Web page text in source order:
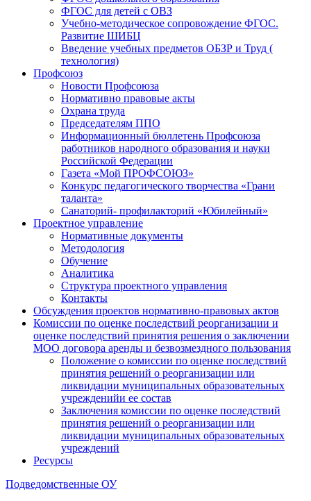
ФГОС для детей с ОВЗ
Учебно-методическое сопровождение ФГОС.
Развитие ШИБЦ
Введение учебных предметов ОБЗР и Труд (
технология)
Профсоюз
Новости Профсоюза
Нормативно правовые акты
Охрана труда
Председателям ППО
Информационный бюллетень Профсоюза
работников народного образования и науки
Российской Федерации
Газета «Мой ПРОФСОЮЗ»
Конкурс педагогического творчества «Грани
таланта»
Санаторий- профилакторий «Юбилейный»
Проектное управление
Нормативные документы
Методология
Обучение
Аналитика
Структура проектного управления
Контакты
Обсуждения проектов нормативно-правовых актов
Комиссии по оценке последствий реорганизации и
оценке последствий принятия решения о заключении
МОО договора аренды и безвозмездного пользования
Положение о комиссии по оценке последствий
принятия решений о реорганизации или
ликвидации муниципальных образовательных
учрежденийи ее состав
Заключения комиссии по оценке последствий
принятия решений о реорганизации или
ликвидации муниципальных образовательных
учреждений
Ресурсы
Подведомственные ОУ